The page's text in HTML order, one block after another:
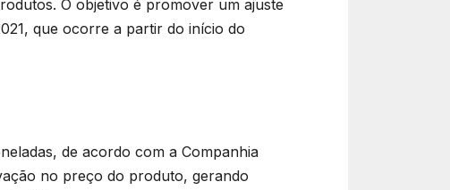
O objetivo é promover um ajuste
que ocorre a partir do início do
de acordo com a Companhia
no preço do produto, gerando